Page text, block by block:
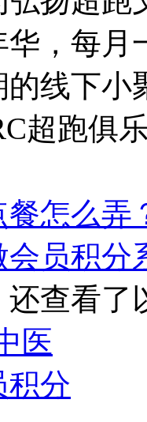
，每月
线下小
超跑俱
餐怎么弄
会员积分
查看了